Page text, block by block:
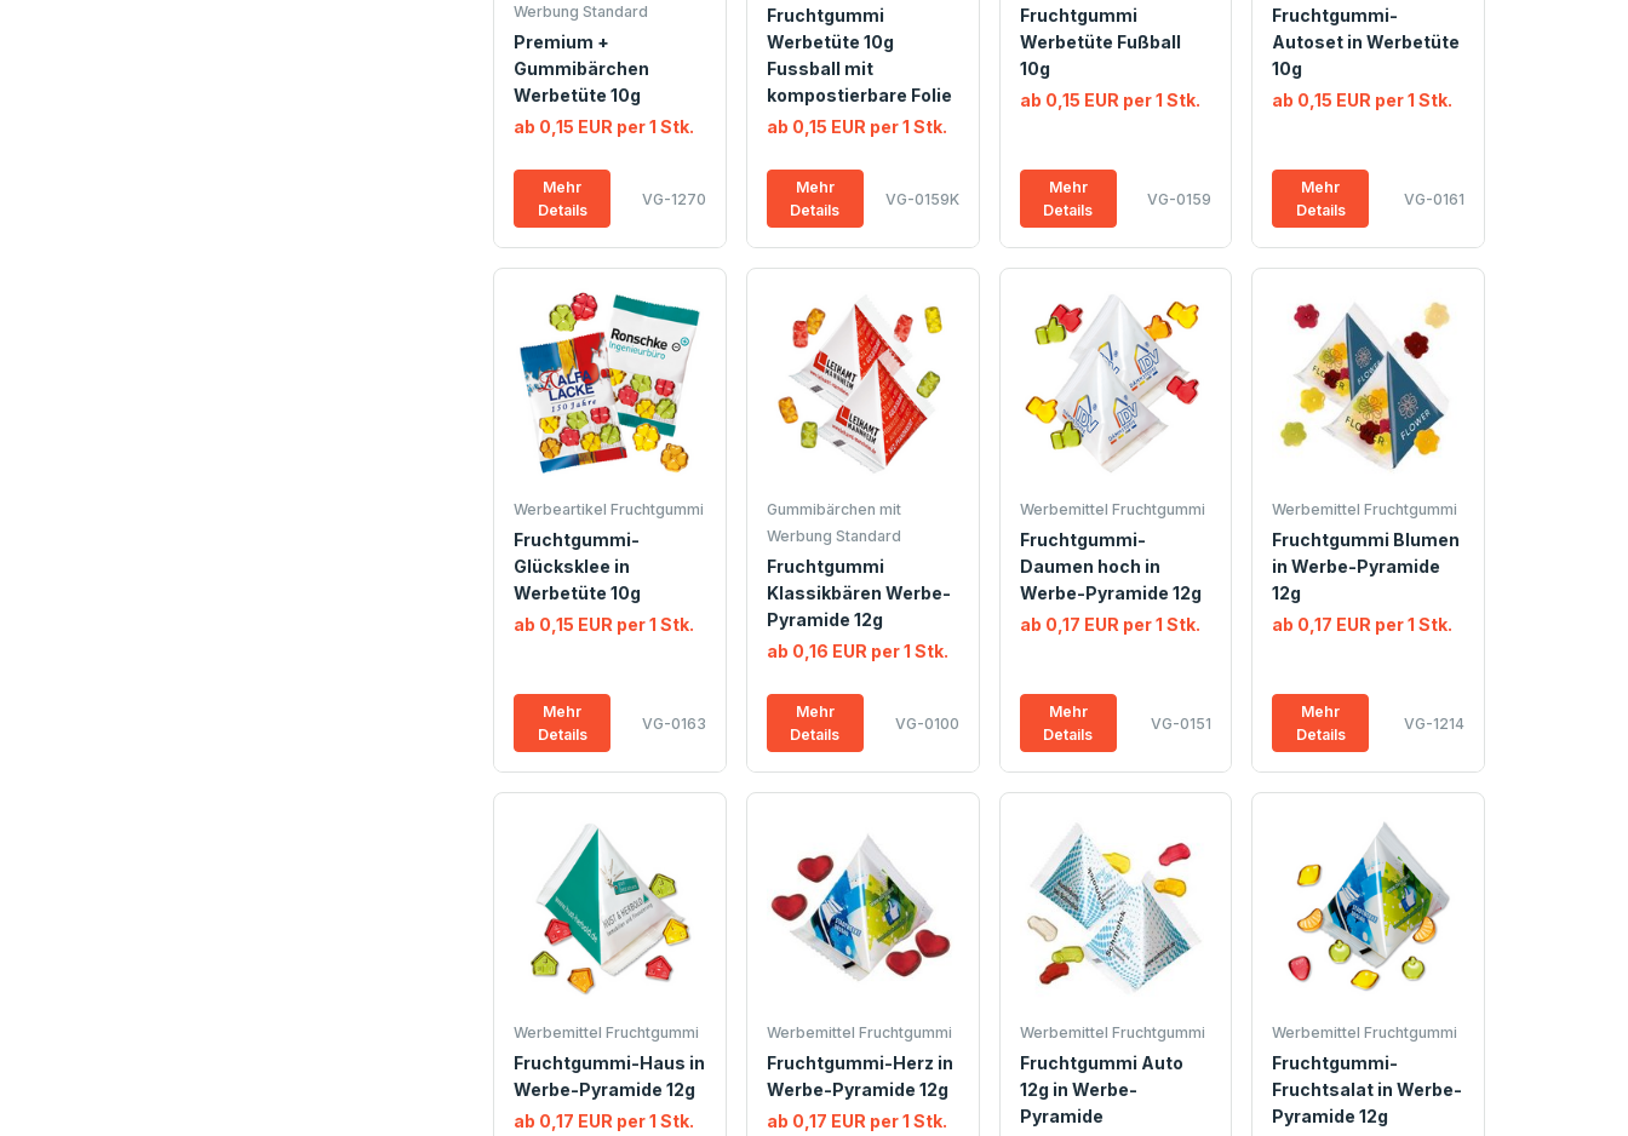
Werbung Standard
Premium +
Gummibärchen
Werbetüte 10g
ab 0,15 EUR per 1 Stk.
Mehr
Details
VG-1270
Fruchtgummi
Werbetüte 10g
Fussball mit
kompostierbare Folie
ab 0,15 EUR per 1 Stk.
Mehr
Details
VG-0159K
Fruchtgummi
Werbetüte Fußball
10g
ab 0,15 EUR per 1 Stk.
Mehr
Details
VG-0159
Fruchtgummi-
Autoset in Werbetüte
10g
ab 0,15 EUR per 1 Stk.
Mehr
Details
VG-0161
Werbeartikel Fruchtgummi
Fruchtgummi-
Glücksklee in
Werbetüte 10g
ab 0,15 EUR per 1 Stk.
Mehr
Details
VG-0163
Gummibärchen mit
Werbung Standard
Fruchtgummi
Klassikbären Werbe-
Pyramide 12g
ab 0,16 EUR per 1 Stk.
Mehr
Details
VG-0100
Werbemittel Fruchtgummi
Fruchtgummi-
Daumen hoch in
Werbe-Pyramide 12g
ab 0,17 EUR per 1 Stk.
Mehr
Details
VG-0151
Werbemittel Fruchtgummi
Fruchtgummi Blumen
in Werbe-Pyramide
12g
ab 0,17 EUR per 1 Stk.
Mehr
Details
VG-1214
Werbemittel Fruchtgummi
Fruchtgummi-Haus in
Werbe-Pyramide 12g
ab 0,17 EUR per 1 Stk.
Werbemittel Fruchtgummi
Fruchtgummi-Herz in
Werbe-Pyramide 12g
ab 0,17 EUR per 1 Stk.
Werbemittel Fruchtgummi
Fruchtgummi Auto
12g in Werbe-
Pyramide
Werbemittel Fruchtgummi
Fruchtgummi-
Fruchtsalat in Werbe-
Pyramide 12g